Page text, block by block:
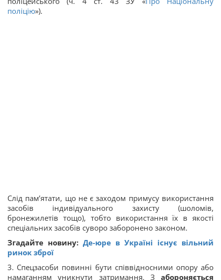
поліцію»).
Слід пам’ятати, що не є заходом примусу використання
засобів індивідуального захисту (шоломів,
бронежилетів тощо), тобто використання їх в якості
спеціальних засобів суворо заборонено законом.
Згадайте новину: Де-юре в Україні існує вільний
ринок зброї
3. Спецзасоби повинні бути співвідносними опору або
намаганням уникнути затримання. З абороняється